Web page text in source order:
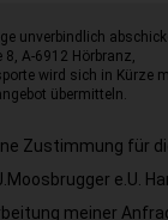
unverbindlich
A-6912 Hörbranz,
wird sich in Kürze
übermitteln.
Zustimmung für
e.U.
meiner